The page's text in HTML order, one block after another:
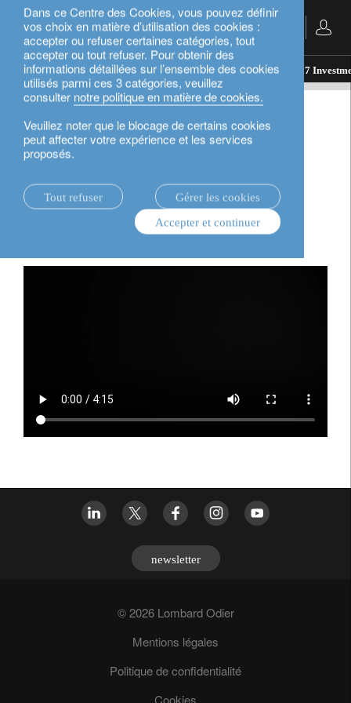
Dans ce Centre des Cookies, vous pouvez définir
vos choix en matière d’utilisation des cookies :
accepter ou refuser certaines catégories, tout
accepter ou tout refuser. Pour obtenir des
informations détaillées sur l’ensemble des cookies
utilisés parmi ces 3 catégories, veuillez
consulter notre politique en matière de cookies.
Veuillez noter que le blocage de certains cookies
peut affecter votre expérience et les services
proposés.
Tout refuser
Gérer les cookies
Accepter et continuer
Français
actualités. perspectives d’investissement Q3 2017
Q3 2017 Investment Outlook
Stéphane Monier
Head of Investments, Private Banking
newsletter
© 2026 Lombard Odier
Mentions légales
Politique de confidentialité
Cookies